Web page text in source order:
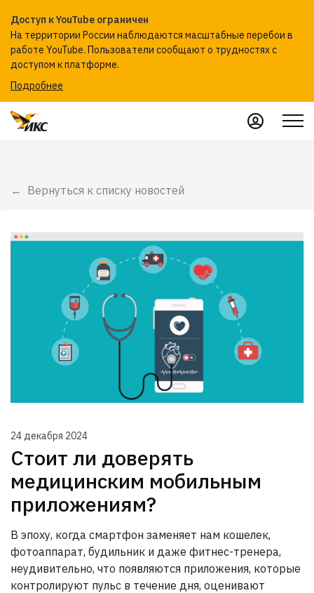
Доступ к YouTube ограничен
На территории России наблюдаются масштабные перебои в
работе YouTube. Пользователи сообщают о трудностях с
доступом к платформе.
Подробнее
Вернуться к списку новостей
24 декабря 2024
Стоит ли доверять
медицинским мобильным
приложениям?
В эпоху, когда смартфон заменяет нам кошелек,
фотоаппарат, будильник и даже фитнес-тренера,
неудивительно, что появляются приложения, которые
контролируют пульс в течение дня, оценивают